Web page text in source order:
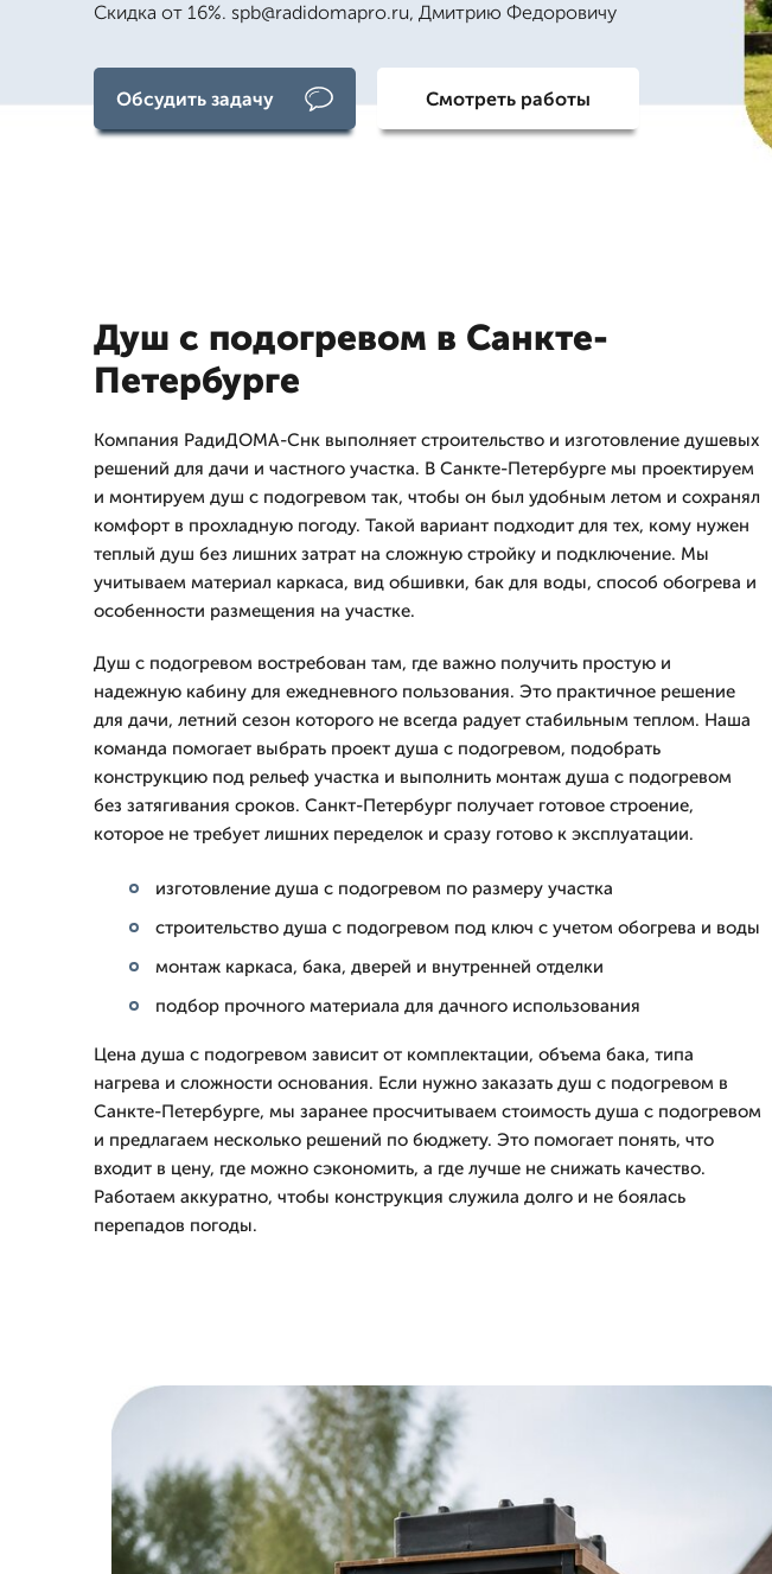
Скидка от 16%. spb@radidomapro.ru, Дмитрию Федоровичу
Обсудить задачу Смотреть работы
Душ с подогревом в Санкте-
Петербурге
Компания РадиДОМА-Снк выполняет строительство и изготовление душевых
решений для дачи и частного участка. В Санкте-Петербурге мы проектируем
и монтируем душ с подогревом так, чтобы он был удобным летом и сохранял
комфорт в прохладную погоду. Такой вариант подходит для тех, кому нужен
теплый душ без лишних затрат на сложную стройку и подключение. Мы
учитываем материал каркаса, вид обшивки, бак для воды, способ обогрева и
особенности размещения на участке.
Душ с подогревом востребован там, где важно получить простую и
надежную кабину для ежедневного пользования. Это практичное решение
для дачи, летний сезон которого не всегда радует стабильным теплом. Наша
команда помогает выбрать проект душа с подогревом, подобрать
конструкцию под рельеф участка и выполнить монтаж душа с подогревом
без затягивания сроков. Санкт-Петербург получает готовое строение,
которое не требует лишних переделок и сразу готово к эксплуатации.
изготовление душа с подогревом по размеру участка
строительство душа с подогревом под ключ с учетом обогрева и воды
монтаж каркаса, бака, дверей и внутренней отделки
подбор прочного материала для дачного использования
Цена душа с подогревом зависит от комплектации, объема бака, типа
нагрева и сложности основания. Если нужно заказать душ с подогревом в
Санкте-Петербурге, мы заранее просчитываем стоимость душа с подогревом
и предлагаем несколько решений по бюджету. Это помогает понять, что
входит в цену, где можно сэкономить, а где лучше не снижать качество.
Работаем аккуратно, чтобы конструкция служила долго и не боялась
перепадов погоды.